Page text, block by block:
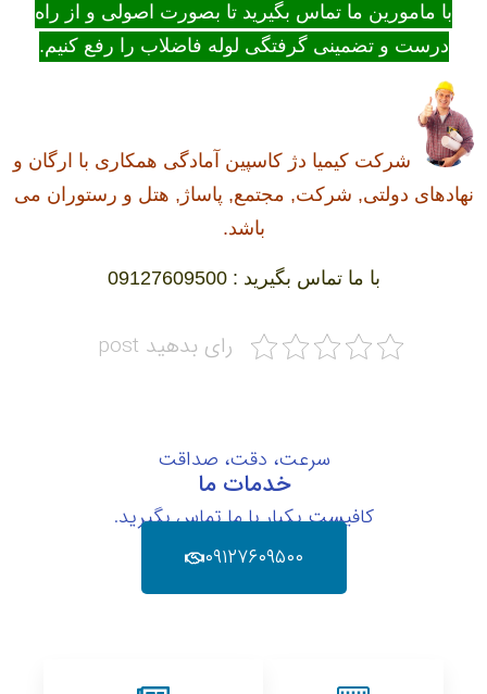
با مامورین ما تماس بگیرید تا بصورت اصولی و از راه
درست و تضمینی گرفتگی لوله فاضلاب را رفع کنیم.
شرکت کیمیا دژ کاسپین آمادگی همکاری با ارگان و
نهادهای دولتی, شرکت, مجتمع, پاساژ, هتل و رستوران می
باشد.
با ما تماس بگیرید : 09127609500
رای بدهید post
سرعت، دقت، صداقت
خدمات ما
کافیست یکبار با ما تماس بگیرید.
۰۹۱۲۷۶۰۹۵۰۰